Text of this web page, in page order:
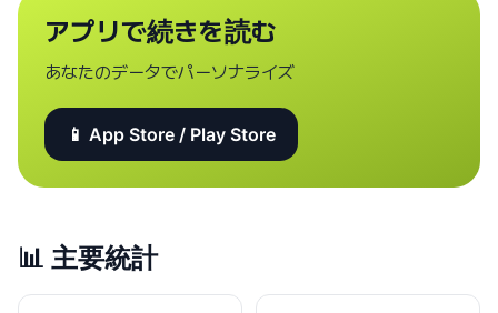
アプリで続きを読む
あなたのデータでパーソナライズ
📱 App Store / Play Store
📊 主要統計